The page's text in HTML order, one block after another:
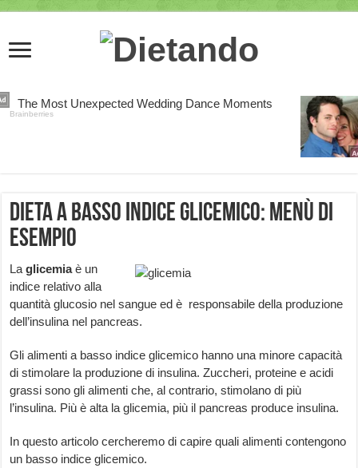
Dieta a Basso Indice Glicemico: Menù di
esempio
Laglicemiaè un
indice relativo alla
quantità glucosio nel sangue ed è responsabile della produzione
dell’insulina nel pancreas.
Gli alimenti a basso indice glicemico hanno una minore capacità
di stimolare la produzione di insulina. Zuccheri, proteine e acidi
grassi sono gli alimenti che, al contrario, stimolano di più
l’insulina. Più è alta la glicemia, più il pancreas produce insulina.
In questo articolo cercheremo di capire quali alimenti contengono
un basso indice glicemico.